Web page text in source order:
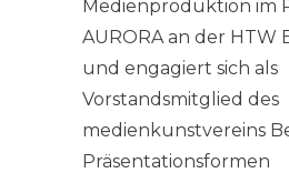
Medienproduktion im
AURORA an der HTW
und engagiert sich als
Vorstandsmitglied des
medienkunstvereins
Präsentationsformen